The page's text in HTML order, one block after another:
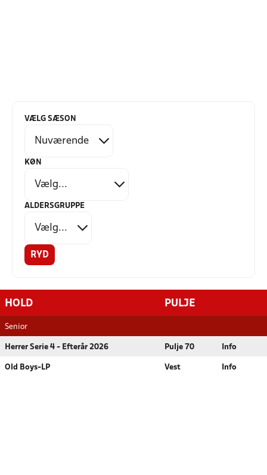
VÆLG SÆSON
KØN
ALDERSGRUPPE
RYD
HOLD PULJE
Senior
Herrer Serie 4 - Efterår 2026 Pulje 70 Info
Old Boys-LP Vest Info